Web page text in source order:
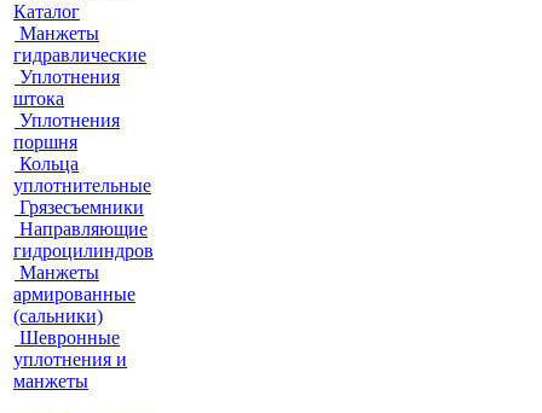
Каталог
Манжеты
гидравлические
Уплотнения
штока
Уплотнения
поршня
Кольца
уплотнительные
Грязесъемники
Направляющие
гидроцилиндров
Манжеты
армированные
(сальники)
Шевронные
уплотнения и
манжеты